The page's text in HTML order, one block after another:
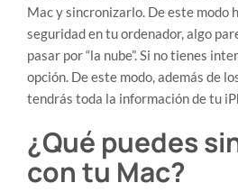
Mac y sincronizarlo. De este modo
seguridad en tu ordenador, algo
pasar por “la nube”. Si no tienes
opción. De este modo, además de
tendrás toda la información de tu
¿Qué puedes
con tu Mac?